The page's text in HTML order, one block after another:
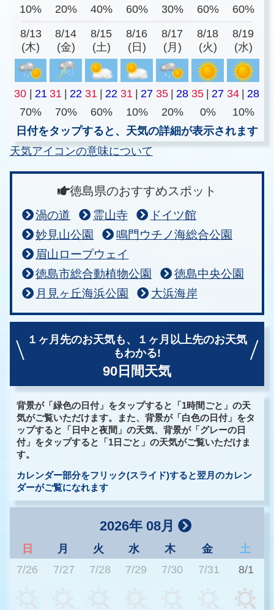
10%
20% 40% 60% 30% 60% 60%
8/13
(木)
8/14
(金)
8/15
(土)
8/16
(日)
8/17
(月)
8/18
(火)
8/19
(水)
30 21 31 22 31 22 31 27 35 28 35 27 34
28
70%
70% 60% 10% 20% 0%
10%
日付をタップすると、天気の詳細が表示されます
天気アイコンの意味について
徳島県のおすすめスポット
渦の道 霊山寺
ドイツ館
妙見山公園
鳴門ウチノ海総合公園
眉山ロープウェイ
徳島市総合動植物公園
徳島中央公園
月見ヶ丘海浜公園
大浜海岸
１ヶ月先のお天気も、
１ヶ月以上先のお天気
もわかる!
90日間天気
背景が「緑色の日付」をタップすると「1時間ごと」の天
気がご覧いただけます。また、背景が「白色の日付」をタ
ップすると「日中と夜間」の天気、背景が「グレーの日
付」をタップすると「1日ごと」の天気がご覧いただけま
す。
カレンダー部分をフリック(スライド)すると翌月のカレン
ダーがご覧になれます
2026年 08月
日 月 火 水 木 金
土
7/26
7/27 7/28 7/29 7/30 7/31 8/1